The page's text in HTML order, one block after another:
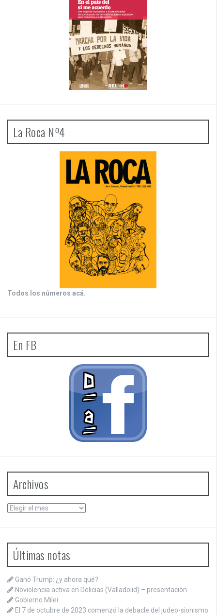
La Roca Nº4
Todos los números acá
En FB
Archivos
Archivos
Últimas notas
Ganó Trump: ¿y ahora qué?
Noviolencia activa en Delicias (Valladolid) – presentación
Gobierno Milei
El 7 de octubre de 2023 comenzó la debacle del judeo-sionismo